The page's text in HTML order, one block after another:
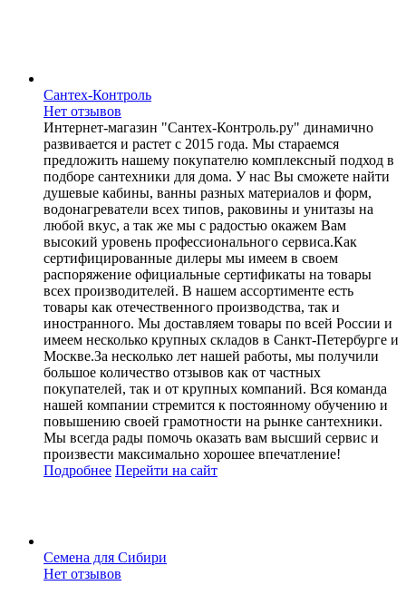
Сантех-Контроль
Нет отзывов
Интернет-магазин "Сантех-Контроль.ру" динамично
развивается и растет с 2015 года. Мы стараемся
предложить нашему покупателю комплексный подход в
подборе сантехники для дома. У нас Вы сможете найти
душевые кабины, ванны разных материалов и форм,
водонагреватели всех типов, раковины и унитазы на
любой вкус, а так же мы с радостью окажем Вам
высокий уровень профессионального сервиса.Как
сертифицированные дилеры мы имеем в своем
распоряжение официальные сертификаты на товары
всех производителей. В нашем ассортименте есть
товары как отечественного производства, так и
иностранного. Мы доставляем товары по всей России и
имеем несколько крупных складов в Санкт-Петербурге и
Москве.За несколько лет нашей работы, мы получили
большое количество отзывов как от частных
покупателей, так и от крупных компаний. Вся команда
нашей компании стремится к постоянному обучению и
повышению своей грамотности на рынке сантехники.
Мы всегда рады помочь оказать вам высший сервис и
произвести максимально хорошее впечатление!
Подробнее Перейти на сайт
Семена для Сибири
Нет отзывов